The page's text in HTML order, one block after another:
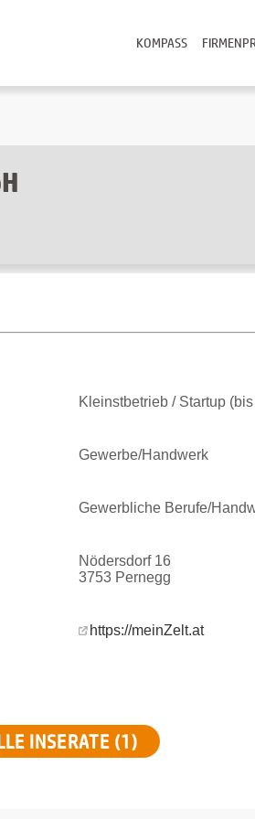
KOMPASS
Kleinstbetrieb / Startup
Gewerbe/Handwerk
Gewerbliche Berufe/
Nödersdorf 16
3753 Pernegg
https://meinZelt.at
INSERATE (1)